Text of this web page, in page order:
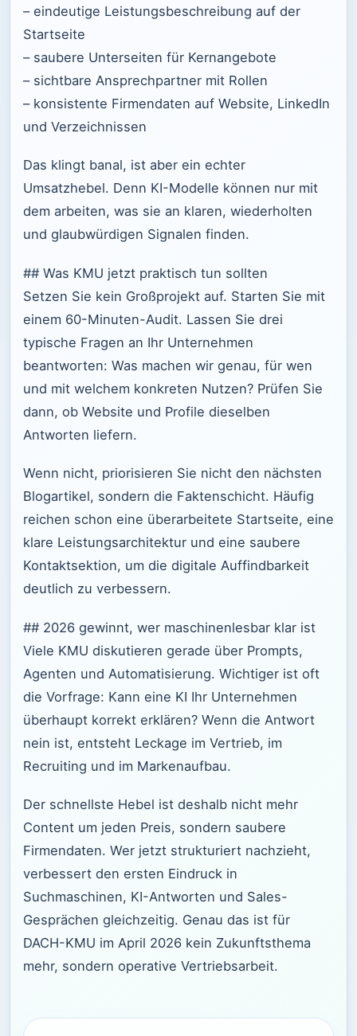
– eindeutige Leistungsbeschreibung auf der
Startseite
– saubere Unterseiten für Kernangebote
– sichtbare Ansprechpartner mit Rollen
– konsistente Firmendaten auf Website, LinkedIn
und Verzeichnissen
Das klingt banal, ist aber ein echter
Umsatzhebel. Denn KI-Modelle können nur mit
dem arbeiten, was sie an klaren, wiederholten
und glaubwürdigen Signalen finden.
## Was KMU jetzt praktisch tun sollten
Setzen Sie kein Großprojekt auf. Starten Sie mit
einem 60-Minuten-Audit. Lassen Sie drei
typische Fragen an Ihr Unternehmen
beantworten: Was machen wir genau, für wen
und mit welchem konkreten Nutzen? Prüfen Sie
dann, ob Website und Profile dieselben
Antworten liefern.
Wenn nicht, priorisieren Sie nicht den nächsten
Blogartikel, sondern die Faktenschicht. Häufig
reichen schon eine überarbeitete Startseite, eine
klare Leistungsarchitektur und eine saubere
Kontaktsektion, um die digitale Auffindbarkeit
deutlich zu verbessern.
## 2026 gewinnt, wer maschinenlesbar klar ist
Viele KMU diskutieren gerade über Prompts,
Agenten und Automatisierung. Wichtiger ist oft
die Vorfrage: Kann eine KI Ihr Unternehmen
überhaupt korrekt erklären? Wenn die Antwort
nein ist, entsteht Leckage im Vertrieb, im
Recruiting und im Markenaufbau.
Der schnellste Hebel ist deshalb nicht mehr
Content um jeden Preis, sondern saubere
Firmendaten. Wer jetzt strukturiert nachzieht,
verbessert den ersten Eindruck in
Suchmaschinen, KI-Antworten und Sales-
Gesprächen gleichzeitig. Genau das ist für
DACH-KMU im April 2026 kein Zukunftsthema
mehr, sondern operative Vertriebsarbeit.